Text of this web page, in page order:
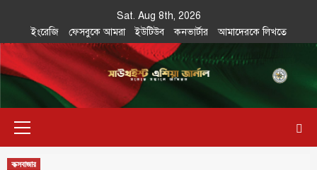
content
Sat. Aug 8th, 2026
ইংরেজি
ফেসবুকে আমরা ইউটিউব কনভার্টার আমাদেরকে লিখতে
Southeast
Asia Journal
IN SEARCH OF THE TRUTH
কক্সবাজার